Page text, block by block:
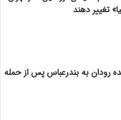
تغییر دهند
به بندرعباس پس از حمله